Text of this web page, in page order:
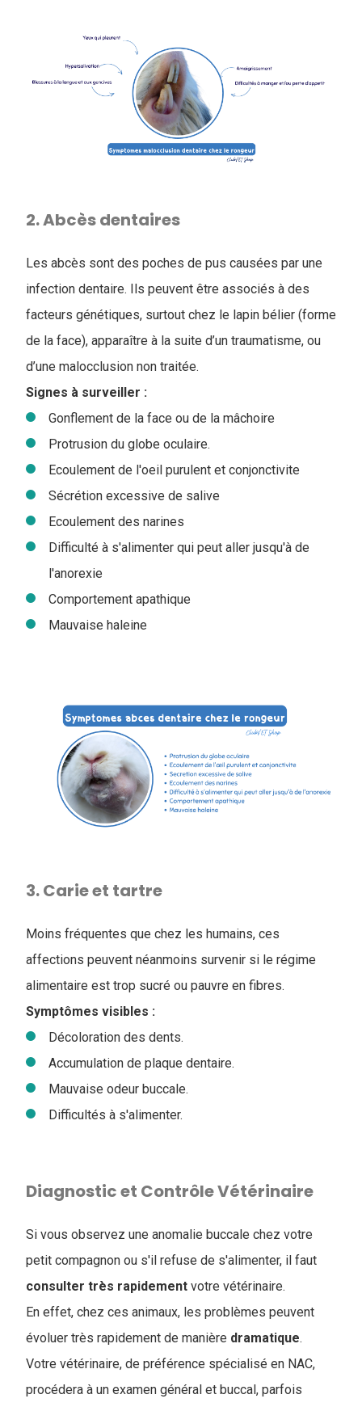
2. Abcès dentaires
Les abcès sont des poches de pus causées par une
infection dentaire. Ils peuvent être associés à des
facteurs génétiques, surtout chez le lapin bélier (forme
de la face), apparaître à la suite d’un traumatisme, ou
d’une malocclusion non traitée.
Signes à surveiller :
Gonflement de la face ou de la mâchoire
Protrusion du globe oculaire.
Ecoulement de l'oeil purulent et conjonctivite
Sécrétion excessive de salive
Ecoulement des narines
Difficulté à s'alimenter qui peut aller jusqu'à de
l'anorexie
Comportement apathique
Mauvaise haleine
3. Carie et tartre
Moins fréquentes que chez les humains, ces
affections peuvent néanmoins survenir si le régime
alimentaire est trop sucré ou pauvre en fibres.
Symptômes visibles :
Décoloration des dents.
Accumulation de plaque dentaire.
Mauvaise odeur buccale.
Difficultés à s'alimenter.
Diagnostic et Contrôle Vétérinaire
Si vous observez une anomalie buccale chez votre
petit compagnon ou s'il refuse de s'alimenter, il faut
consulter très rapidement votre vétérinaire.
En effet, chez ces animaux, les problèmes peuvent
évoluer très rapidement de manière dramatique.
Votre vétérinaire, de préférence spécialisé en NAC,
procédera à un examen général et buccal, parfois